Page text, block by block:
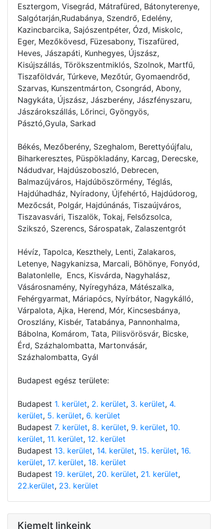
Esztergom, Visegrád, Mátrafüred, Bátonyterenye,
Salgótarján,Rudabánya, Szendrő, Edelény,
Kazincbarcika, Sajószentpéter, Ózd, Miskolc,
Eger, Mezőkövesd, Füzesabony, Tiszafüred,
Heves, Jászapáti, Kunhegyes, Újszász,
Kisújszállás, Törökszentmiklós, Szolnok, Martfű,
Tiszaföldvár, Túrkeve, Mezőtúr, Gyomaendrőd,
Szarvas, Kunszentmárton, Csongrád, Abony,
Nagykáta, Újszász, Jászberény, Jászfényszaru,
Jászárokszállás, Lőrinci, Gyöngyös,
Pásztó,Gyula, Sarkad
Békés, Mezőberény, Szeghalom, Berettyóújfalu,
Biharkeresztes, Püspökladány, Karcag, Derecske,
Nádudvar, Hajdúszoboszló, Debrecen,
Balmazújváros, Hajdúböszörmény, Téglás,
Hajdúhadház, Nyíradony, Újfehértó, Hajdúdorog,
Mezőcsát, Polgár, Hajdúnánás, Tiszaújváros,
Tiszavasvári, Tiszalök, Tokaj, Felsőzsolca,
Szikszó, Szerencs, Sárospatak, Zalaszentgrót
Hévíz, Tapolca, Keszthely, Lenti, Zalakaros,
Letenye, Nagykanizsa, Marcali, Böhönye, Fonyód,
Balatonlelle, Encs, Kisvárda, Nagyhalász,
Vásárosnamény, Nyíregyháza, Mátészalka,
Fehérgyarmat, Máriapócs, Nyírbátor, Nagykálló,
Várpalota, Ajka, Herend, Mór, Kincsesbánya,
Oroszlány, Kisbér, Tatabánya, Pannonhalma,
Bábolna, Komárom, Tata, Pilisvörösvár, Bicske,
Érd, Százhalombatta, Martonvásár,
Százhalombatta, Gyál
Budapest egész területe:
Budapest 1. kerület, 2. kerület, 3. kerület, 4.
kerület, 5. kerület, 6. kerület
Budapest 7. kerület, 8. kerület, 9. kerület, 10.
kerület, 11. kerület, 12. kerület
Budapest 13. kerület, 14. kerület, 15. kerület, 16.
kerület, 17. kerület, 18. kerület
Budapest 19. kerület, 20. kerület, 21. kerület,
22.kerület, 23. kerület
Kiemelt linkeink